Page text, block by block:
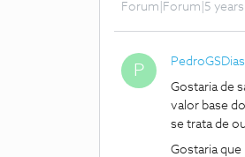
Forum|Forum|5 years
P PedroGSDias
Gostaria de
valor base
se trata de
Gostaria